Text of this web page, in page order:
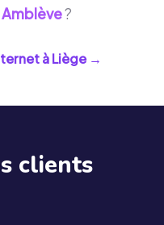
Amblève?
àLiège→
clients